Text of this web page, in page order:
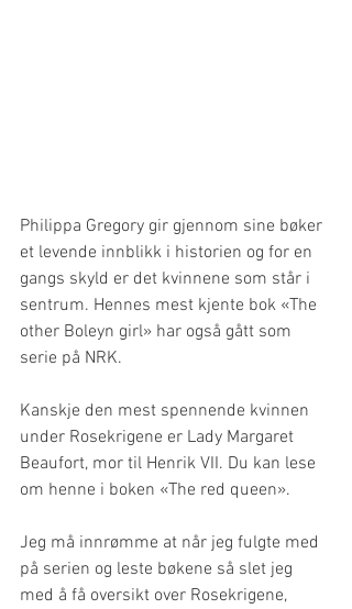
Philippa Gregory gir gjennom sine bøker
et levende innblikk i historien og for en
gangs skyld er det kvinnene som står i
sentrum. Hennes mest kjente bok «The
other Boleyn girl» har også gått som
serie på NRK.
Kanskje den mest spennende kvinnen
under Rosekrigene er Lady Margaret
Beaufort, mor til Henrik VII. Du kan lese
om henne i boken «The red queen».
Jeg må innrømme at når jeg fulgte med
på serien og leste bøkene så slet jeg
med å få oversikt over Rosekrigene,